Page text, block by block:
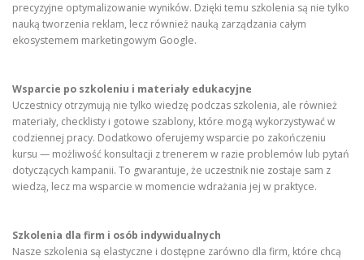
precyzyjne optymalizowanie wyników. Dzięki temu szkolenia są nie tylko
nauką tworzenia reklam, lecz również nauką zarządzania całym
ekosystemem marketingowym Google.
Wsparcie po szkoleniu i materiały edukacyjne
Uczestnicy otrzymują nie tylko wiedzę podczas szkolenia, ale również
materiały, checklisty i gotowe szablony, które mogą wykorzystywać w
codziennej pracy. Dodatkowo oferujemy wsparcie po zakończeniu
kursu — możliwość konsultacji z trenerem w razie problemów lub pytań
dotyczących kampanii. To gwarantuje, że uczestnik nie zostaje sam z
wiedzą, lecz ma wsparcie w momencie wdrażania jej w praktyce.
Szkolenia dla firm i osób indywidualnych
Nasze szkolenia są elastyczne i dostępne zarówno dla firm, które chcą